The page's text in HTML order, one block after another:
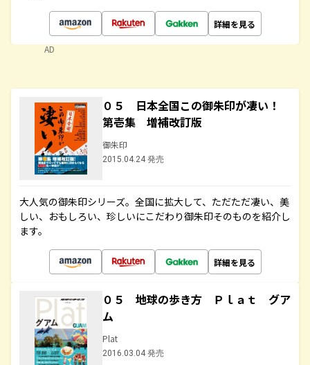
詳細を見る
AD
０５ 日本全国この御朱印が凄い！
第壱集 増補改訂版
御朱印
2015.04.24 発売
大人気の御朱印シリーズ。全国に拡大して、ただただ凄い、美
しい、おもしろい、珍しいにこだわり御朱印そのものを紹介し
ます。
詳細を見る
０５ 地球の歩き方 Ｐｌａｔ グア
ム
Plat
2016.03.04 発売